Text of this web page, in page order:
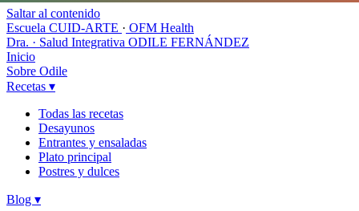
Saltar al contenido
Escuela CUID-ARTE · OFM Health
Dra. · Salud Integrativa ODILE FERNÁNDEZ
Inicio
Sobre Odile
Recetas ▾
Todas las recetas
Desayunos
Entrantes y ensaladas
Plato principal
Postres y dulces
Blog ▾